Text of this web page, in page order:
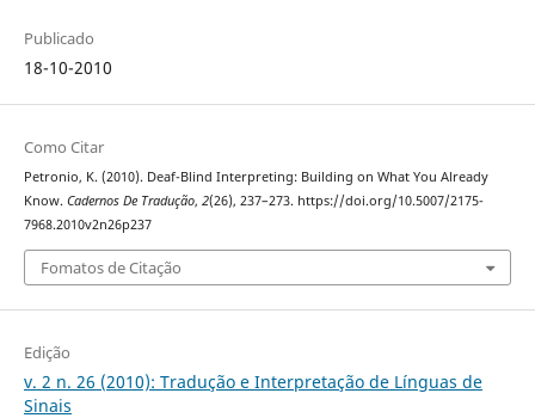
Publicado
18-10-2010
Como Citar
Petronio, K. (2010). Deaf-Blind Interpreting: Building on What You Already
Know. Cadernos De Tradução, 2(26), 237–273. https://doi.org/10.5007/2175-
7968.2010v2n26p237
Fomatos de Citação
Edição
v. 2 n. 26 (2010): Tradução e Interpretação de Línguas de
Sinais